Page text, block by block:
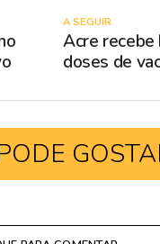
A SEGUIR
Acre recebe
doses de